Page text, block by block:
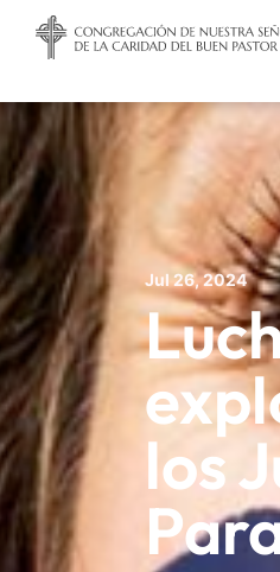
Jul 26, 2024
los